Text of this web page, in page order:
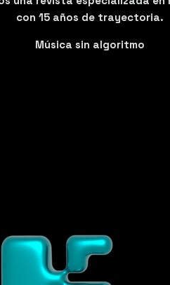
con 15 años de trayectoria.
Música sin algoritmo